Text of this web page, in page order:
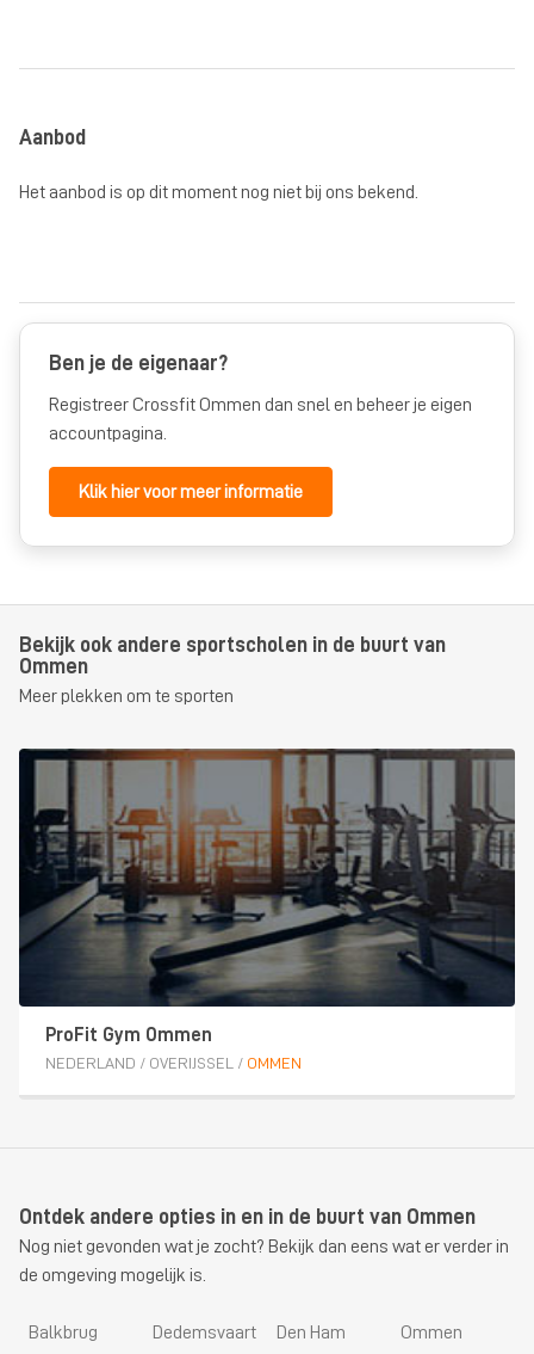
Aanbod
Het aanbod is op dit moment nog niet bij ons bekend.
Ben je de eigenaar?
Registreer Crossfit Ommen dan snel en beheer je eigen
accountpagina.
Klik hier voor meer informatie
Bekijk ook andere sportscholen in de buurt van
Ommen
Meer plekken om te sporten
ProFit Gym Ommen
NEDERLAND / OVERIJSSEL / OMMEN
Ontdek andere opties in en in de buurt van Ommen
Nog niet gevonden wat je zocht? Bekijk dan eens wat er verder in
de omgeving mogelijk is.
Balkbrug Dedemsvaart Den Ham Ommen